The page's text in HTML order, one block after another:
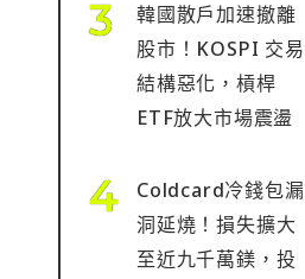
韓國散戶加速撤離
股市！KOSPI 交易
結構惡化，槓桿
ETF放大市場震盪
Coldcard冷錢包漏
洞延燒！損失擴大
至近九千萬鎂，投